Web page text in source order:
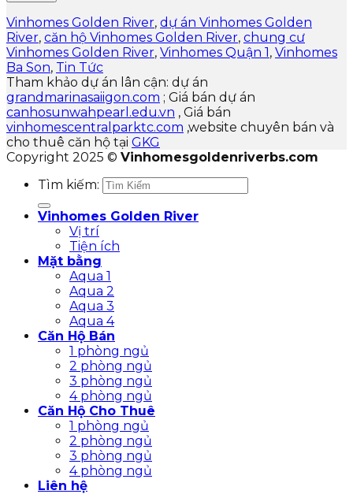
Vinhomes Golden River, dự án Vinhomes Golden
River, căn hộ Vinhomes Golden River, chung cư
Vinhomes Golden River, Vinhomes Quận 1, Vinhomes
Ba Son, Tin Tức
Tham khảo dự án lân cận: dự án
grandmarinasaiigon.com ; Giá bán dự án
canhosunwahpearl.edu.vn , Giá bán
vinhomescentralparktc.com ,website chuyên bán và
cho thuê căn hộ tại GKG
Copyright 2025 © Vinhomesgoldenriverbs.com
Tìm kiếm:
Vinhomes Golden River
Vị trí
Tiện ích
Mặt bằng
Aqua 1
Aqua 2
Aqua 3
Aqua 4
Căn Hộ Bán
1 phòng ngủ
2 phòng ngủ
3 phòng ngủ
4 phòng ngủ
Căn Hộ Cho Thuê
1 phòng ngủ
2 phòng ngủ
3 phòng ngủ
4 phòng ngủ
Liên hệ